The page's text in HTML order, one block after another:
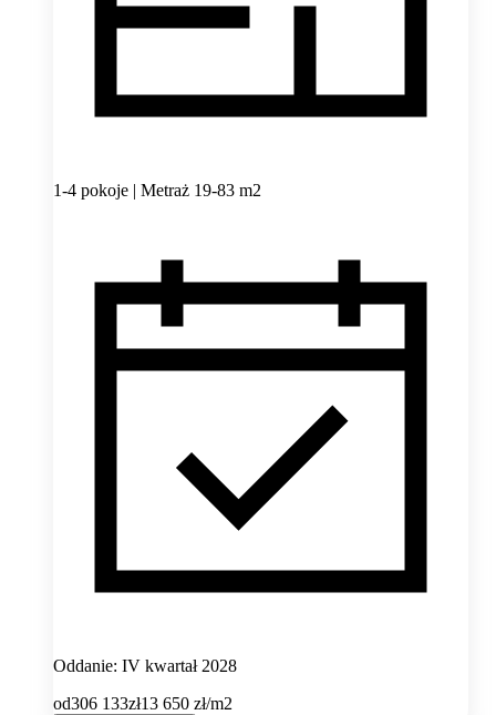
1-4 pokoje | Metraż 19-83 m2
Oddanie: IV kwartał 2028
od306 133zł13 650 zł/m2